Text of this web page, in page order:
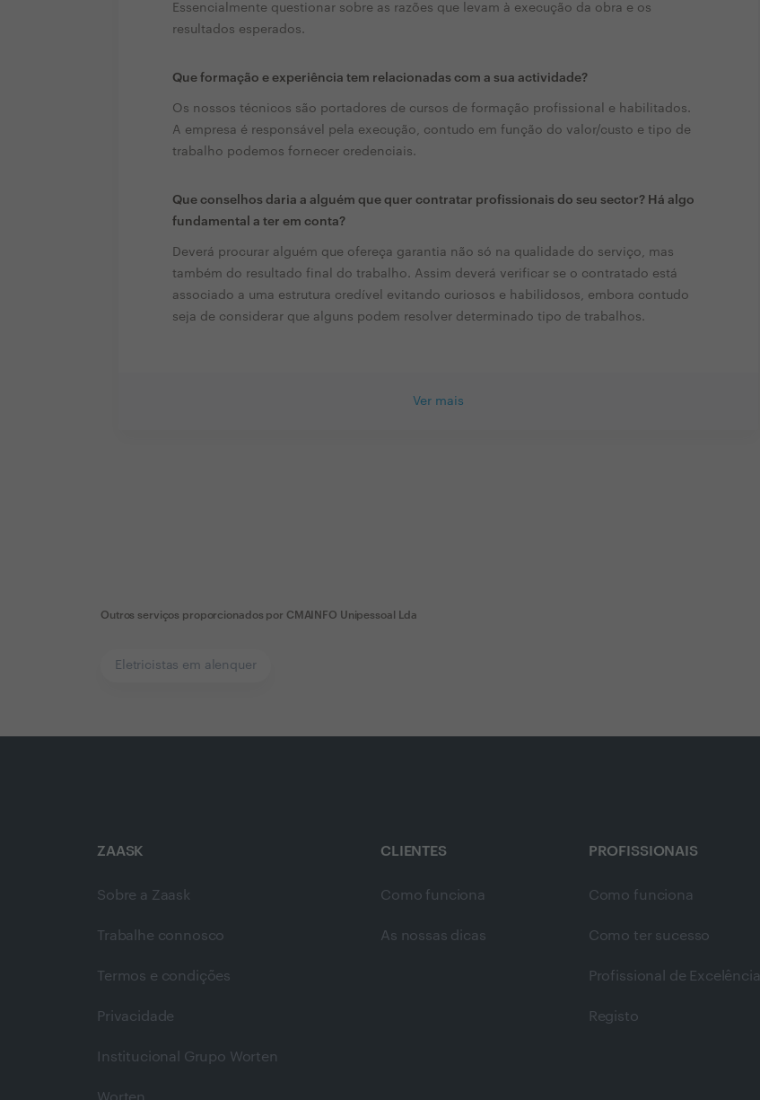
Essencialmente questionar sobre as razões que levam à execução da obra e os
resultados esperados.
Que formação e experiência tem relacionadas com a sua actividade?
Os nossos técnicos são portadores de cursos de formação profissional e habilitados.
A empresa é responsável pela execução, contudo em função do valor/custo e tipo de
trabalho podemos fornecer credenciais.
Que conselhos daria a alguém que quer contratar profissionais do seu sector? Há algo
fundamental a ter em conta?
Deverá procurar alguém que ofereça garantia não só na qualidade do serviço, mas
também do resultado final do trabalho. Assim deverá verificar se o contratado está
associado a uma estrutura credível evitando curiosos e habilidosos, embora contudo
seja de considerar que alguns podem resolver determinado tipo de trabalhos.
Ver mais
Outros serviços proporcionados por CMAINFO Unipessoal Lda
Eletricistas em alenquer
ZAASK
Sobre a Zaask
Trabalhe connosco
Termos e condições
Privacidade
Institucional Grupo Worten
CLIENTES
Como funciona
As nossas dicas
PROFISSIONAIS
Como funciona
Como ter sucesso
Profissional de Excelência
Registo